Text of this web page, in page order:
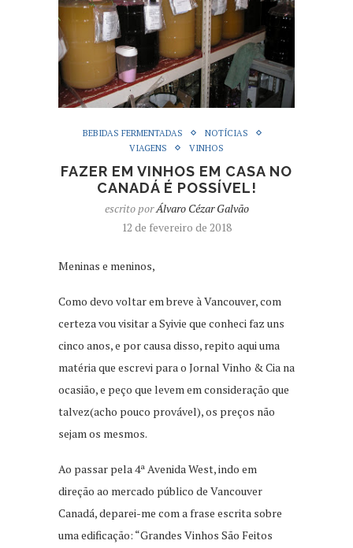
BEBIDAS FERMENTADAS
NOTÍCIAS
VIAGENS
VINHOS
FAZER EM VINHOS EM CASA NO
CANADÁ É POSSÍVEL!
escrito porÁlvaro Cézar Galvão
12 de fevereiro de 2018
Meninas e meninos,
Como devo voltar em breve à Vancouver, com
certeza vou visitar a Syivie que conheci faz uns
cinco anos, e por causa disso, repito aqui uma
matéria que escrevi para o Jornal Vinho & Cia na
ocasião, e peço que levem em consideração que
talvez(acho pouco provável), os preços não
sejam os mesmos.
Ao passar pela 4ª Avenida West, indo em
direção ao mercado público de Vancouver
Canadá, deparei-me com a frase escrita sobre
uma edificação: “Grandes Vinhos São Feitos